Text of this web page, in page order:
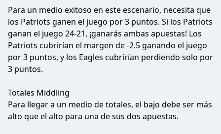
Para un medio exitoso en este escenario, necesita que
los Patriots ganen el juego por 3 puntos. Si los Patriots
ganan el juego 24-21, ¡ganarás ambas apuestas! Los
Patriots cubrirían el margen de -2.5 ganando el juego
por 3 puntos, y los Eagles cubrirían perdiendo solo por
3 puntos.
Totales Middling
Para llegar a un medio de totales, el bajo debe ser más
alto que el alto para una de sus dos apuestas.